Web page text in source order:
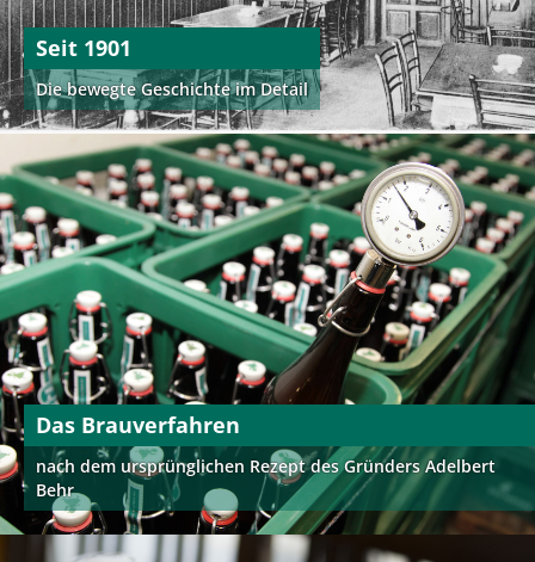
Seit 1901
Die bewegte Geschichte im Detail
Das Brauverfahren
nach dem ursprünglichen Rezept des Gründers Adelbert
Behr